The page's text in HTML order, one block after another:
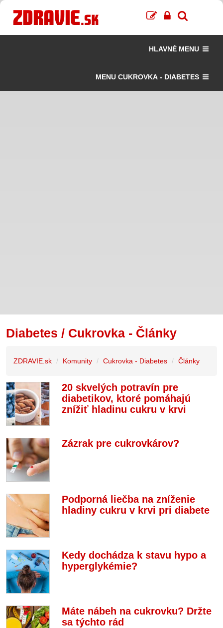
HLAVNÉ MENU
MENU CUKROVKA - DIABETES
Diabetes / Cukrovka - Články
ZDRAVIE.sk Komunity Cukrovka - Diabetes Články
20 skvelých potravín pre
diabetikov, ktoré pomáhajú
znížiť hladinu cukru v krvi
Zázrak pre cukrovkárov?
Podporná liečba na zníženie
hladiny cukru v krvi pri diabete
Kedy dochádza k stavu hypo a
hyperglykémie?
Máte nábeh na cukrovku? Držte
sa týchto rád